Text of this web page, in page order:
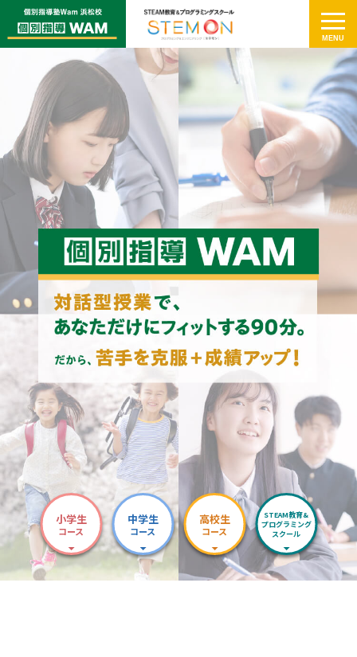
小学生
コース
中学生
コース
高校生
コース
STEAM教育&
プログラミング
スクール